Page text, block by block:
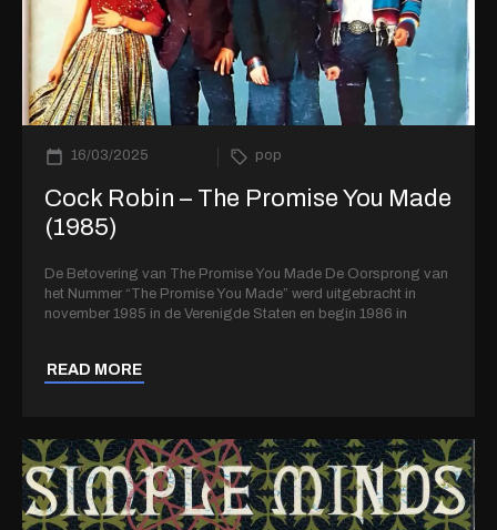
16/03/2025 pop
Cock Robin – The Promise You Made
(1985)
De Betovering van The Promise You Made De Oorsprong van
het Nummer “The Promise You Made” werd uitgebracht in
november 1985 in de Verenigde Staten en begin 1986 in
READ MORE